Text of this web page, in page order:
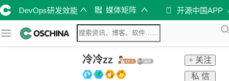
DevOps研发效能 媒体矩阵 开源中国APP
冷冷zz
+ 关注
私 信